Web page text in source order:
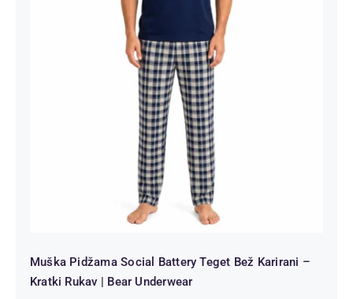
Muška Pidžama Social Battery Teget
Bež Karirani – Kratki Rukav | Bear
Underwear
Muška Pidžama Social Battery Teget Bež Karirani –
Kratki Rukav | Bear Underwear